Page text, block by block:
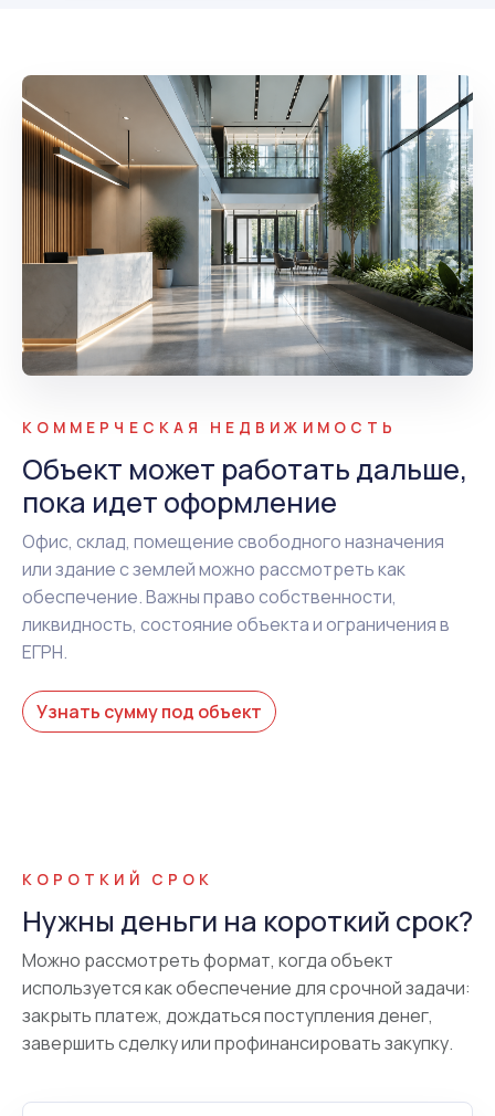
КОММЕРЧЕСКАЯ НЕДВИЖИМОСТЬ
Объект может работать дальше,
пока идет оформление
Офис, склад, помещение свободного назначения
или здание с землей можно рассмотреть как
обеспечение. Важны право собственности,
ликвидность, состояние объекта и ограничения в
ЕГРН.
Узнать сумму под объект
КОРОТКИЙ СРОК
Нужны деньги на короткий срок?
Можно рассмотреть формат, когда объект
используется как обеспечение для срочной задачи:
закрыть платеж, дождаться поступления денег,
завершить сделку или профинансировать закупку.